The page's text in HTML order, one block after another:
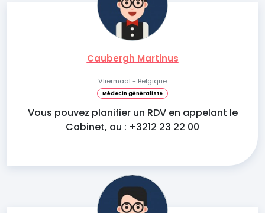
Caubergh Martinus
Vliermaal - Belgique
Médecin généraliste
Vous pouvez planifier un RDV en appelant le
Cabinet, au : +3212 23 22 00